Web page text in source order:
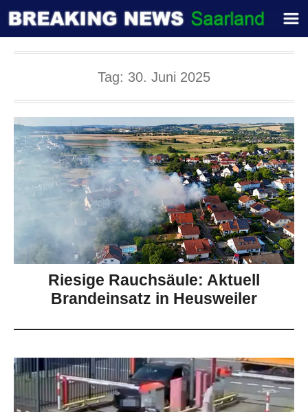
Tag: 30. Juni 2025
Riesige Rauchsäule: Aktuell
Brandeinsatz in Heusweiler